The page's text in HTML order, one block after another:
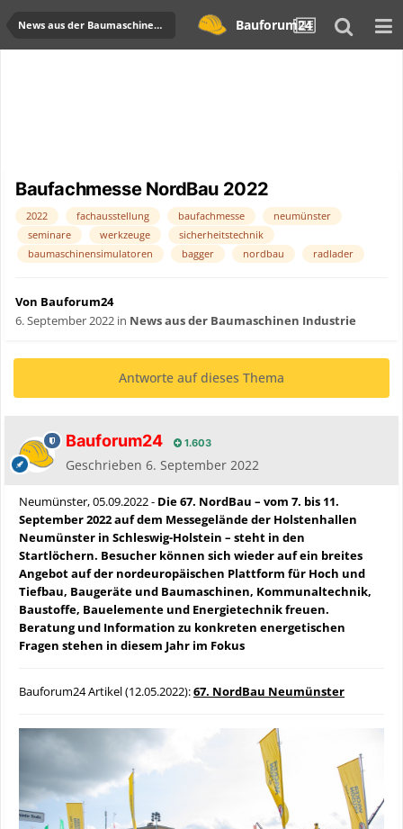
News aus der Baumaschinen Industrie Bauforum24
Baufachmesse NordBau 2022
2022 fachausstellung baufachmesse
neumünster
seminare
werkzeuge
sicherheitstechnik
baumaschinensimulatoren
bagger nordbau radlader
Von Bauforum24
6. September 2022 in News aus der Baumaschinen Industrie
Antworte auf dieses Thema
Bauforum24 1.603
Geschrieben 6. September 2022
Neumünster, 05.09.2022 - Die 67. NordBau – vom 7. bis 11.
September 2022 auf dem Messegelände der Holstenhallen
Neumünster in Schleswig-Holstein – steht in den
Startlöchern. Besucher können sich wieder auf ein breites
Angebot auf der nordeuropäischen Plattform für Hoch und
Tiefbau, Baugeräte und Baumaschinen, Kommunaltechnik,
Baustoffe, Bauelemente und Energietechnik freuen.
Beratung und Information zu konkreten energetischen
Fragen stehen in diesem Jahr im Fokus
Bauforum24 Artikel (12.05.2022):67. NordBau Neumünster